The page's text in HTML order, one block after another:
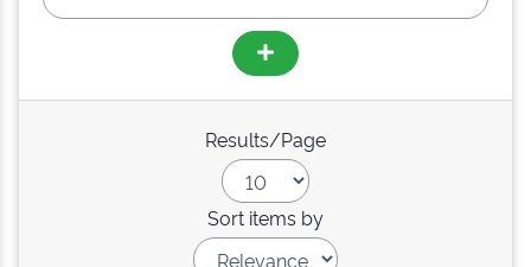
Results/Page
Sort items by